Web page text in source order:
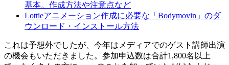
基本。作成方法や注意点など
Lottieアニメーション作成に必要な「Bodymovin」のダ
ウンロード・インストール方法
これは予想外でしたが、今年はメディアでのゲスト講師出演
の機会もいただきました。参加申込数は合計1,800名以上